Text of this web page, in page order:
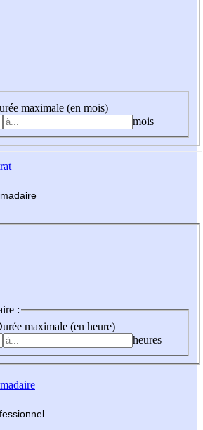
maximale (en mois)
mois
madaire
:
maximale (en heure)
heures
fessionnel